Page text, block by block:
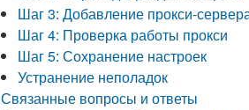
Шаг 3: Добавление прокси-
Шаг 4: Проверка работы прокси
Шаг 5: Сохранение настроек
Устранение неполадок
Связанные вопросы и ответы